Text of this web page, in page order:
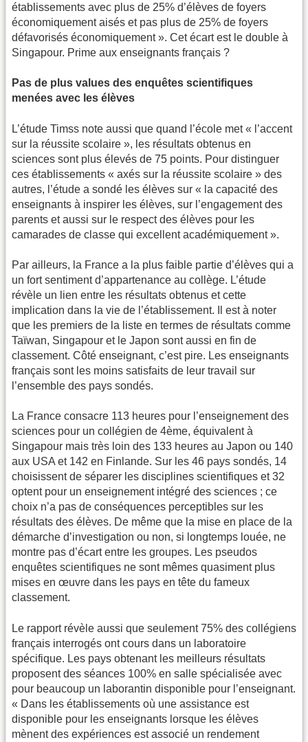
établissements avec plus de 25% d’élèves de foyers
économiquement aisés et pas plus de 25% de foyers
défavorisés économiquement ». Cet écart est le double à
Singapour. Prime aux enseignants français ?
Pas de plus values des enquêtes scientifiques
menées avec les élèves
L’étude Timss note aussi que quand l’école met « l’accent
sur la réussite scolaire », les résultats obtenus en
sciences sont plus élevés de 75 points. Pour distinguer
ces établissements « axés sur la réussite scolaire » des
autres, l’étude a sondé les élèves sur « la capacité des
enseignants à inspirer les élèves, sur l’engagement des
parents et aussi sur le respect des élèves pour les
camarades de classe qui excellent académiquement ».
Par ailleurs, la France a la plus faible partie d’élèves qui a
un fort sentiment d’appartenance au collège. L’étude
révèle un lien entre les résultats obtenus et cette
implication dans la vie de l’établissement. Il est à noter
que les premiers de la liste en termes de résultats comme
Taïwan, Singapour et le Japon sont aussi en fin de
classement. Côté enseignant, c’est pire. Les enseignants
français sont les moins satisfaits de leur travail sur
l’ensemble des pays sondés.
La France consacre 113 heures pour l’enseignement des
sciences pour un collégien de 4ème, équivalent à
Singapour mais très loin des 133 heures au Japon ou 140
aux USA et 142 en Finlande. Sur les 46 pays sondés, 14
choisissent de séparer les disciplines scientifiques et 32
optent pour un enseignement intégré des sciences ; ce
choix n’a pas de conséquences perceptibles sur les
résultats des élèves. De même que la mise en place de la
démarche d’investigation ou non, si longtemps louée, ne
montre pas d’écart entre les groupes. Les pseudos
enquêtes scientifiques ne sont mêmes quasiment plus
mises en œuvre dans les pays en tête du fameux
classement.
Le rapport révèle aussi que seulement 75% des collégiens
français interrogés ont cours dans un laboratoire
spécifique. Les pays obtenant les meilleurs résultats
proposent des séances 100% en salle spécialisée avec
pour beaucoup un laborantin disponible pour l’enseignant.
« Dans les établissements où une assistance est
disponible pour les enseignants lorsque les élèves
mènent des expériences est associé un rendement